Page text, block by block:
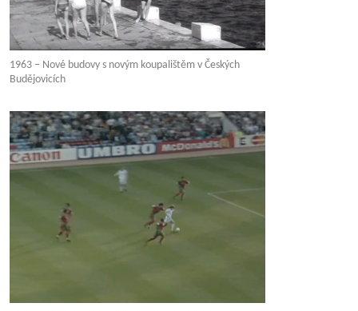
1963 – Nové budovy s novým koupalištěm v Českých
Budějovicích